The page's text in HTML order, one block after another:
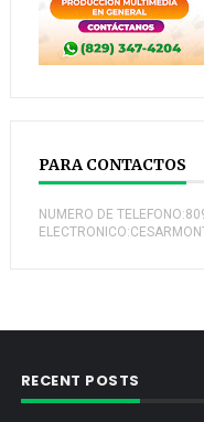
PARA CONTACTOS
NUMERO DE
RECENT POSTS